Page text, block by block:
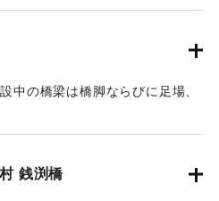
中の橋梁は橋脚ならびに足場、
できない。
22日 朝刊7面】
銭渕橋